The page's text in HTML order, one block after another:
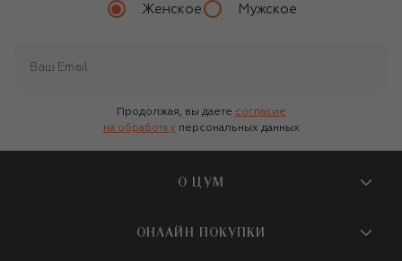
Женское Мужское
Продолжая, вы даете согласие
на обработку персональных данных
О ЦУМ
О магазине
ОНЛАЙН ПОКУПКИ